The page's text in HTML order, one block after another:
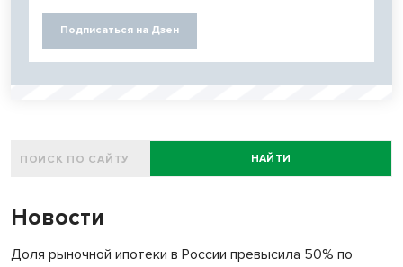
Подписаться на Дзен
НАЙТИ
Новости
Доля рыночной ипотеки в России превысила 50% по